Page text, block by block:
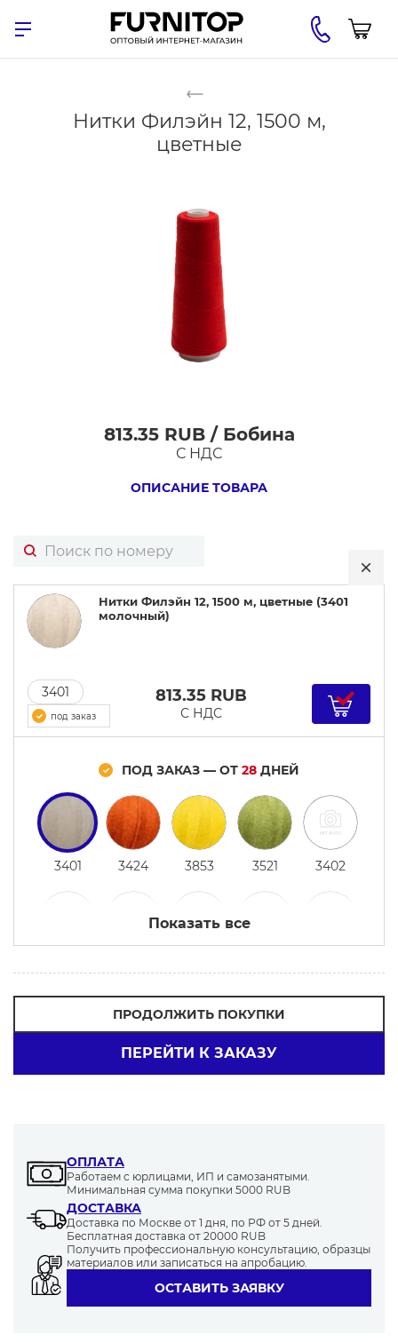
Нитки Филэйн 12, 1500 м,
цветные
цветные
813.35 RUB / Бобина
С НДС
ОПИСАНИЕ ТОВАРА
Нитки Филэйн 12, 1500 м, цветные (3401
молочный)
3401
под заказ
813.35 RUB
С НДС
ПОД ЗАКАЗ — ОТ 28 ДНЕЙ
3401 3424 3853 3521 3402
3129 3400 3407
3532 3240
3615 3234 3900 3406 3863
Показать все
ПРОДОЛЖИТЬ ПОКУПКИ
ПЕРЕЙТИ К ЗАКАЗУ
ОПЛАТА
Работаем с юрлицами, ИП и самозанятыми.
Минимальная сумма покупки 5000 RUB
ДОСТАВКА
Доставка по Москве от 1 дня, по РФ от 5 дней.
Бесплатная доставка от 20000 RUB
Получить профессиональную консультацию, образцы
материалов или записаться на апробацию.
ОСТАВИТЬ ЗАЯВКУ